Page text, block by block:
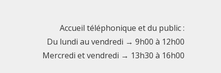
Accueil téléphonique et du public :
Du lundi au vendredi → 9h00 à 12h00
Mercredi et vendredi → 13h30 à 16h00